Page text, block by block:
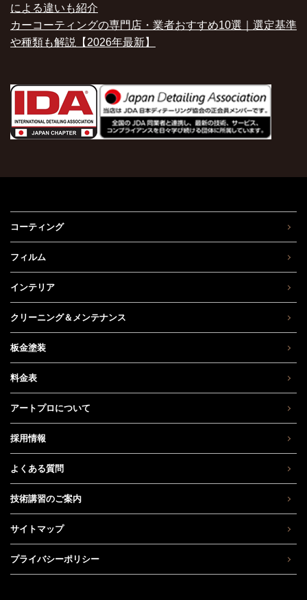
による違いも紹介
カーコーティングの専門店・業者おすすめ10選｜選定基準
や種類も解説【2026年最新】
コーティング
フィルム
インテリア
クリーニング＆メンテナンス
板金塗装
料金表
アートプロについて
採用情報
よくある質問
技術講習のご案内
サイトマップ
プライバシーポリシー